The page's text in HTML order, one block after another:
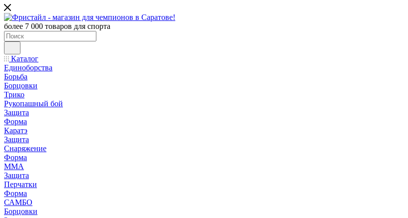
более 7 000 товаров для спорта
Каталог
Единоборства
Борьба
Борцовки
Трико
Рукопашный бой
Защита
Форма
Каратэ
Защита
Снаряжение
Форма
ММА
Защита
Перчатки
Форма
САМБО
Борцовки